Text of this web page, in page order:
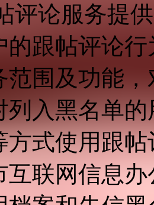
评论服务提
的跟帖评论
范围及功能
列入黑名单
方式使用跟
互联网信息